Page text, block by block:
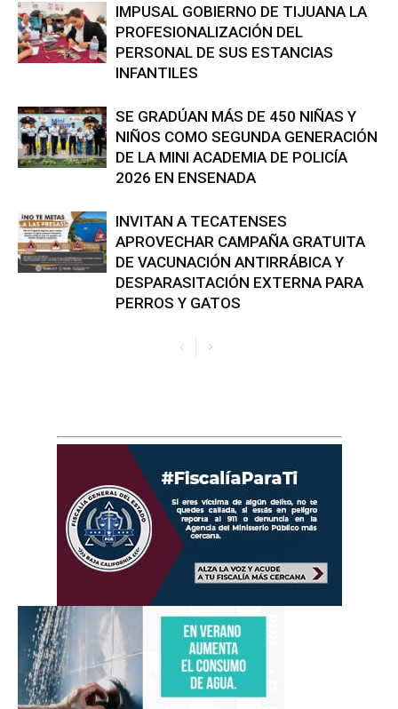
IMPUSAL GOBIERNO DE TIJUANA LA
PROFESIONALIZACIÓN DEL
PERSONAL DE SUS ESTANCIAS
INFANTILES
SE GRADÚAN MÁS DE 450 NIÑAS Y
NIÑOS COMO SEGUNDA GENERACIÓN
DE LA MINI ACADEMIA DE POLICÍA
2026 EN ENSENADA
INVITAN A TECATENSES
APROVECHAR CAMPAÑA GRATUITA
DE VACUNACIÓN ANTIRRÁBICA Y
DESPARASITACIÓN EXTERNA PARA
PERROS Y GATOS